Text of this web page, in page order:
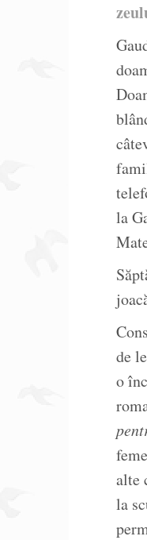
la
de
o
alte
la